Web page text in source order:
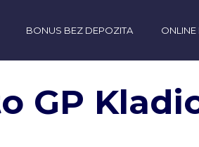
BONUS BEZ DEPOZITA
GP